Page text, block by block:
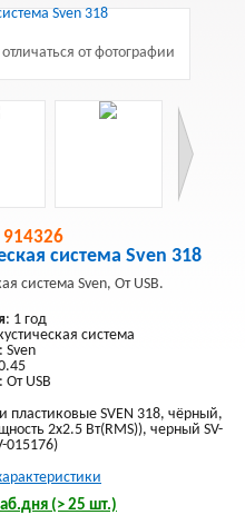
от фотографии
914326
система Sven 318
система Sven, От USB.
: 1 год
система
: Sven
От USB
пластиковые SVEN 318, чёрный,
2x2.5 Вт(RMS)), черный SV-
015176)
(> 25 шт.)